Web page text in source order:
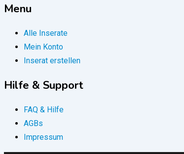
Menu
Alle Inserate
Mein Konto
Inserat erstellen
Hilfe & Support
FAQ & Hilfe
AGBs
Impressum